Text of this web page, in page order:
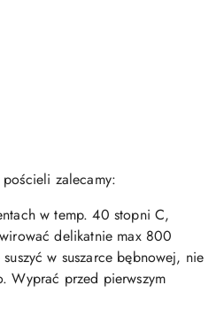
zalecamy:
w temp. 40 stopni C,
delikatnie max 800
w suszarce bębnowej, nie
Wyprać przed pierwszym